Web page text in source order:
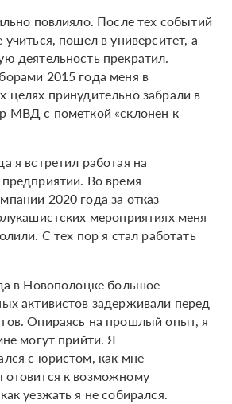
повлияло. После тех событий
пошел в университет, а
деятельность прекратил.
2015 года меня в
целях принудительно забрали в
МВД с пометкой «склонен к
я встретил работая на
Во время
2020 года за отказ
мероприятиях меня
С тех пор я стал работать
в Новополоцке большое
активистов задерживали перед
Опираясь на прошлый опыт, я
могут прийти. Я
с юристом, как мне
к возможному
уезжать я не собирался.